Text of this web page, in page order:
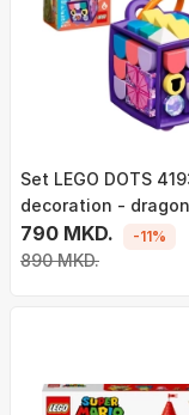
Set LEGO DOTS
decoration -
pjesë
790 MKD.
890 MKD.
-11%